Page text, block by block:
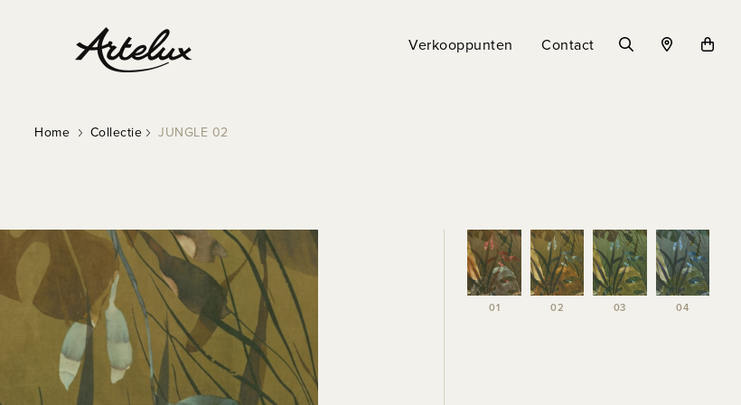
Verkooppunten Contact
Home Collectie JUNGLE 02
01 02 03 04